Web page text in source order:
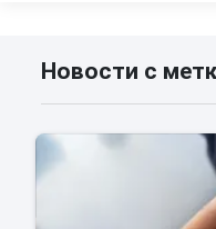
Новости с